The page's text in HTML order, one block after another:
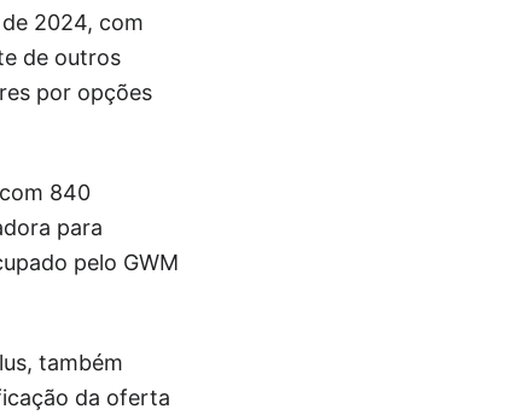
2024, com
de outros
por opções
840
para
pelo GWM
também
da oferta